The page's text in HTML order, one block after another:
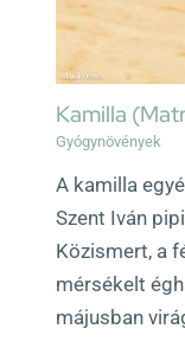
Kamilla
Gyógynövények
A kamilla
Szent Iván
Közismert, a
mérsékelt
májusban